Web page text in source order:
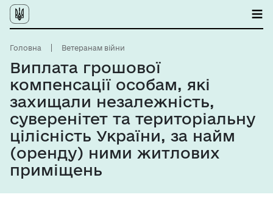
Головна Ветеранам війни
Виплата грошової
компенсації особам, які
захищали незалежність,
суверенітет та територіальну
цілісність України, за найм
(оренду) ними житлових
приміщень